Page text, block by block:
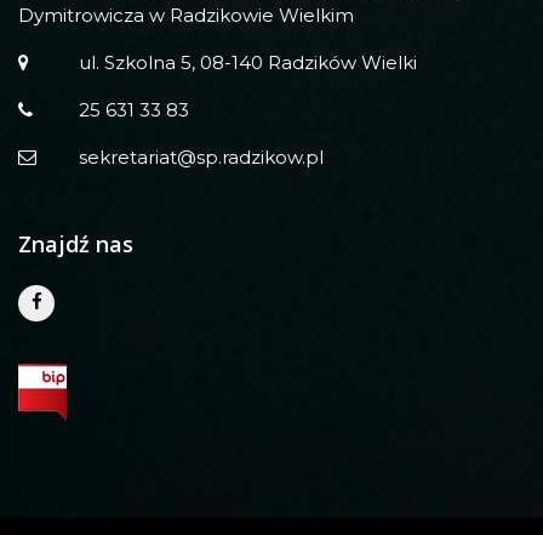
Dymitrowicza w Radzikowie Wielkim
ul. Szkolna 5, 08-140 Radzików Wielki
25 631 33 83
sekretariat@sp.radzikow.pl
Znajdź nas